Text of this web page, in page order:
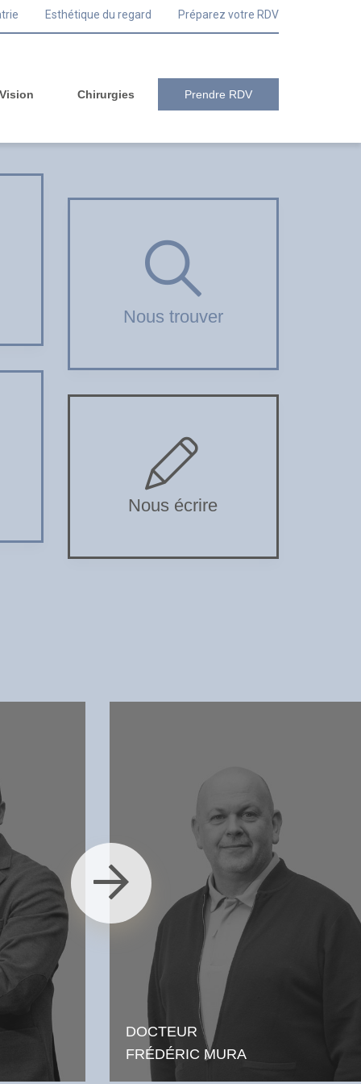
Esthétique du regard Préparez votre RDV
Chirurgies Prendre RDV
Nous trouver
Nous écrire
DOCTEUR
FRÉDÉRIC MURA